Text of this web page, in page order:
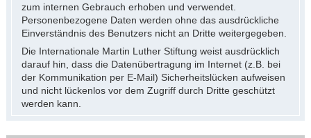
zum internen Gebrauch erhoben und verwendet.
Personenbezogene Daten werden ohne das ausdrückliche
Einverständnis des Benutzers nicht an Dritte weitergegeben.
Die Internationale Martin Luther Stiftung weist ausdrücklich
darauf hin, dass die Datenübertragung im Internet (z.B. bei
der Kommunikation per E-Mail) Sicherheitslücken aufweisen
und nicht lückenlos vor dem Zugriff durch Dritte geschützt
werden kann.